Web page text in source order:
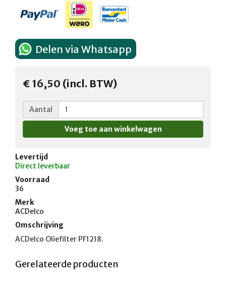
Delen via Whatsapp
€ 16,50 (incl. BTW)
Aantal
Levertijd
Direct leverbaar
Voorraad
36
Merk
ACDelco
Omschrijving
ACDelco Oliefilter PF1218.
Gerelateerde producten